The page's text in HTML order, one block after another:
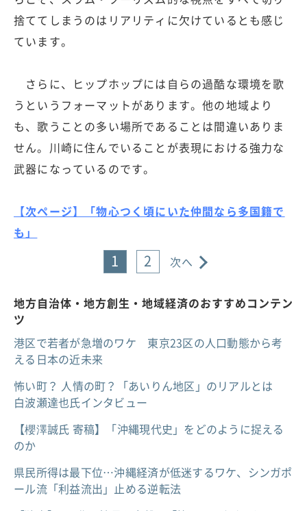
捨ててしまうのはリアリティに欠けているとも感じ
ています。
さらに、ヒップホップには自らの過酷な環境を歌
うというフォーマットがあります。他の地域より
も、歌うことの多い場所であることは間違いありま
せん。川崎に住んでいることが表現における強力な
武器になっているのです。
【次ページ】「物心つく頃にいた仲間なら多国籍で
も」
1 2 次へ
地方自治体・地方創生・地域経済のおすすめコンテン
ツ
港区で若者が急増のワケ 東京23区の人口動態から考
える日本の近未来
怖い町？ 人情の町？「あいりん地区」のリアルとは
白波瀬達也氏インタビュー
【櫻澤誠氏 寄稿】「沖縄現代史」をどのように捉える
のか
県民所得は最下位…沖縄経済が低迷するワケ、シンガポ
ール流「利益流出」止める逆転法